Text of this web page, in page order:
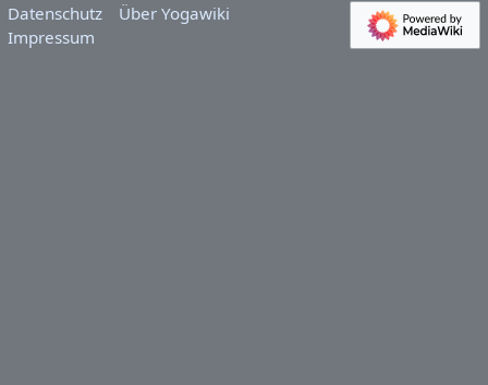
Datenschutz
Über Yogawiki
Impressum